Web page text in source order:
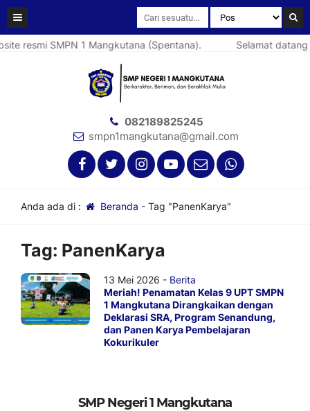
resmi SMPN 1 Mangkutana (Spentana). Selamat datang
082189825245
smpn1mangkutana@gmail.com
Anda ada di : Beranda - Tag "PanenKarya"
Tag: PanenKarya
13 Mei 2026 - Berita
Meriah! Penamatan Kelas 9 UPT SMPN
1 Mangkutana Dirangkaikan dengan
Deklarasi SRA, Program Senandung,
dan Panen Karya Pembelajaran
Kokurikuler
SMP Negeri 1 Mangkutana